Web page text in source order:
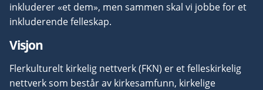
inkluderer «et dem», men sammen skal vi jobbe for et
inkluderende felleskap.
Visjon
Flerkulturelt kirkelig nettverk (FKN) er et felleskirkelig
nettverk som består av kirkesamfunn, kirkelige